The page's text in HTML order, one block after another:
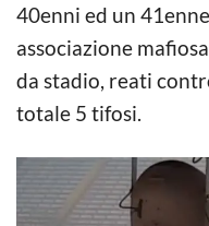
40enni ed un
associazione
da stadio, reati
totale 5 tifosi.